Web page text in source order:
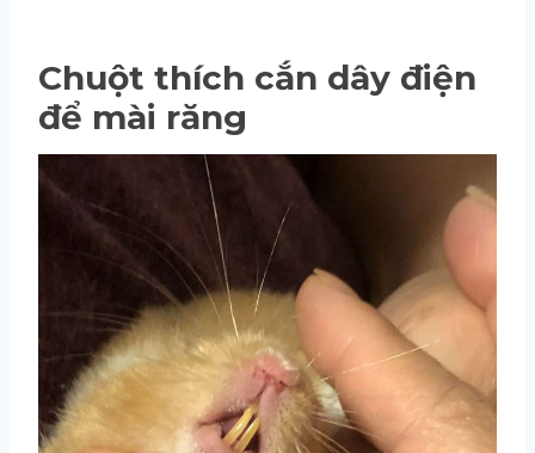
Chuột thích cắn dây điện
để mài răng